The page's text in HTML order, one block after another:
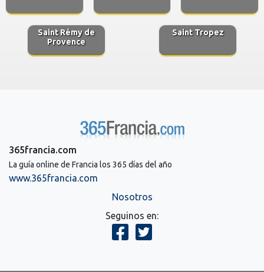
Saint Rémy de
Provence
Saint Tropez
365francia.com
La guía online de Francia los 365 días del año
www.365francia.com
Nosotros
Seguinos en: